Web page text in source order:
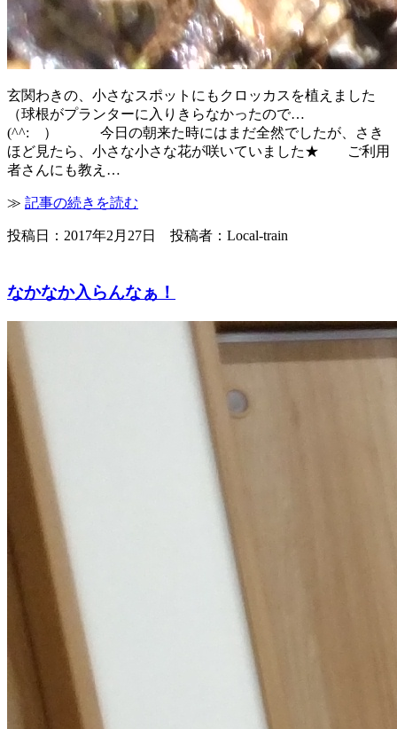
玄関わきの、小さなスポットにもクロッカスを植えました
（球根がプランターに入りきらなかったので…
(^^: ） 今日の朝来た時にはまだ全然でしたが、さき
ほど見たら、小さな小さな花が咲いていました★ ご利用
者さんにも教え…
≫ 記事の続きを読む
投稿日：2017年2月27日 投稿者：Local-train
なかなか入らんなぁ！